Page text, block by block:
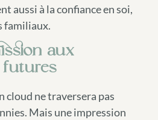
aussi à la confiance en soi,
familiaux.
aux
cloud ne traversera pas
Mais une impression